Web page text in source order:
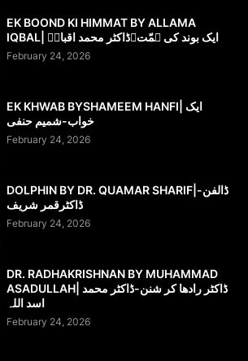
EK BOOND KI HIMMAT BY ALLAMA
IQBAL| ایک بوند کی ہمّت۔ڈاکٹر محمد اقبالؔ
February 24, 2026
EK KHWAB BYSHAMEEM HANFI| ایک
خواب-شمیم حنفی
February 24, 2026
DOLPHIN BY DR. QUAMAR SHARIF|ڈالفن-
ڈاکٹرقمر شریف
February 24, 2026
DR. RADHAKRISHNAN BY MUHAMMAD
ASADULLAH| ڈاکٹر رادھا کر شنن-ڈاکٹر محمد
اسد اللہ
February 24, 2026